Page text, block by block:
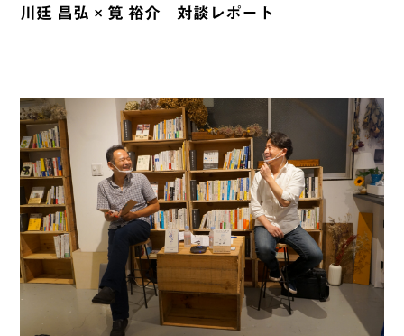
川廷 昌弘 × 筧 裕介 対談レポート